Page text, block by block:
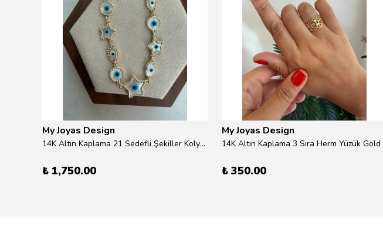
My Joyas Design
14K Altın Kaplama 21 Sedefli Şekiller Kolye 46cm
₺ 1,750.00
My Joyas Design
14K Altın Kaplama 3 Sıra Herm Yüzük Gold
₺ 350.00